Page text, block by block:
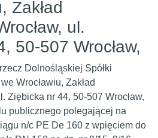
Zakład
ul.
50-507 Wrocław,
Dolnośląskiej Spółki
Wrocławiu, Zakład
Ziębicka nr 44, 50-507 Wrocław,
publicznego polegającej na
n/c PE De 160 z wpięciem do